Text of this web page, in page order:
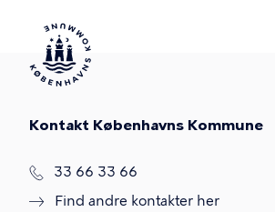
Kontakt Københavns Kommune
T
f
33 66 33 66
Find andre kontakter her